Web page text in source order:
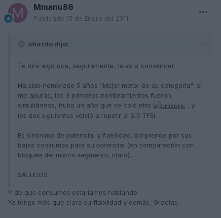
Mmanu86
Publicado 15 de Enero del 2011
chirrito dijo:
Te diré algo que, seguramente, te va a convencer:
Ha sido nombrado 5 años "Mejor motor de su categoría"; si
me apuras, los 3 primeros nombramientos fueron
simultáneos, hubo un año que se coló otro
, y
los dos siguientes volvió a repetir el 2.0 TFSi.
Es sinónimo de potencia, y fiabilidad. Sorprende por sus
bajos consumos para su potencial (en comparación con
bloques del mismo segmento, claro).
SALUDOS
Y de que consumos estaríamos hablando.
Ya tengo más que clara su fiabilidad y demás, Gracias.